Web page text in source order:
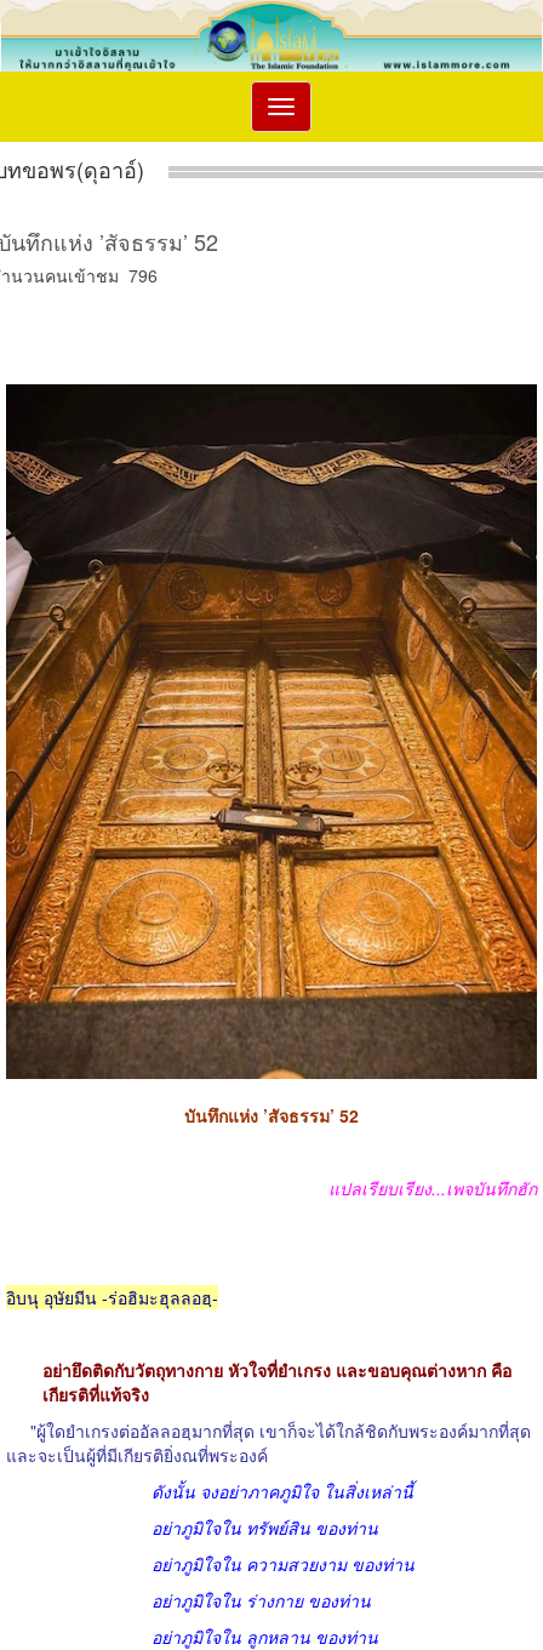
Toggle
navigation
ทขอพร(ดุอาอ์)
นทึกแห่ง ’สัจธรรม’ 52
นวนคนเข้าชม 796
บันทึกแห่ง ’สัจธรรม’ 52
แปลเรียบเรียง...เพจบันทึกฮัก
อิบนุ อุษัยมีน -ร่อฮิมะฮุลลอฮฺ-
อย่ายึดติดกับวัตถุทางกาย หัวใจที่ยำเกรง และขอบคุณต่างหาก คือ
เกียรติที่แท้จริง
"ผู้ใดยำเกรงต่ออัลลอฮฺมากที่สุด เขาก็จะได้ใกล้ชิดกับพระองค์มากที่สุด
และจะเป็นผู้ที่มีเกียรติยิ่งณที่พระองค์
ดังนั้น จงอย่าภาคภูมิใจ ในสิ่งเหล่านี้
อย่าภูมิใจใน ทรัพย์สิน ของท่าน
อย่าภูมิใจใน ความสวยงาม ของท่าน
อย่าภูมิใจใน ร่างกาย ของท่าน
อย่าภูมิใจใน ลูกหลาน ของท่าน